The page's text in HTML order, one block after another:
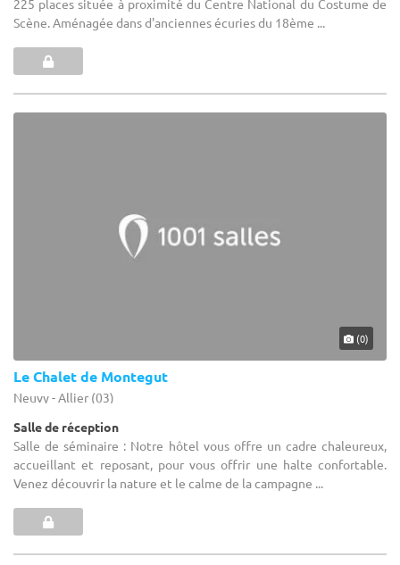
225 places située à proximité du Centre National du Costume de
Scène. Aménagée dans d'anciennes écuries du 18ème ...
(0)
Le Chalet de Montegut
Neuvy - Allier (03)
Salle de réception
Salle de séminaire : Notre hôtel vous offre un cadre chaleureux,
accueillant et reposant, pour vous offrir une halte confortable.
Venez découvrir la nature et le calme de la campagne ...